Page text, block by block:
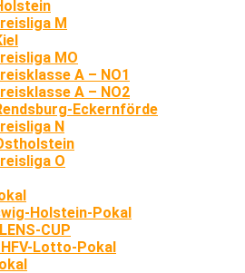
M
MO
A – NO1
A – NO2
Eckernförde
N
O
Holstein-Pokal
CUP
Lotto-Pokal